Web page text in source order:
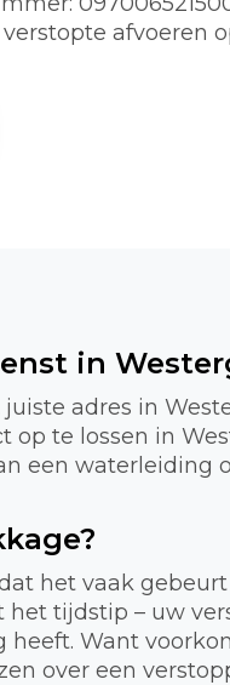
afvoeren
in
adres in
te lossen in
een waterleiding
het vaak
tijdstip – uw
Want
over een